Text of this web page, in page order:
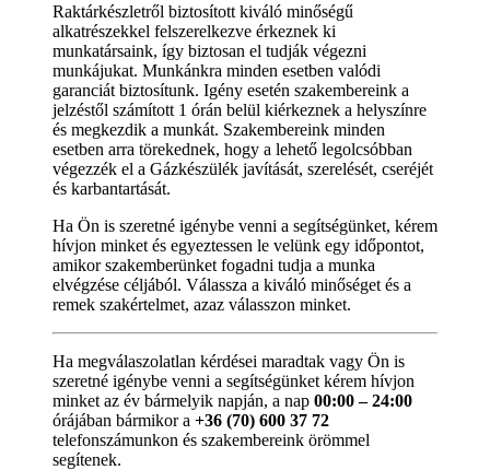
Raktárkészletről biztosított kiváló minőségű
alkatrészekkel felszerelkezve érkeznek ki
munkatársaink, így biztosan el tudják végezni
munkájukat. Munkánkra minden esetben valódi
garanciát biztosítunk. Igény esetén szakembereink a
jelzéstől számított 1 órán belül kiérkeznek a helyszínre
és megkezdik a munkát. Szakembereink minden
esetben arra törekednek, hogy a lehető legolcsóbban
végezzék el a Gázkészülék javítását, szerelését, cseréjét
és karbantartását.
Ha Ön is szeretné igénybe venni a segítségünket, kérem
hívjon minket és egyeztessen le velünk egy időpontot,
amikor szakemberünket fogadni tudja a munka
elvégzése céljából. Válassza a kiváló minőséget és a
remek szakértelmet, azaz válasszon minket.
Ha megválaszolatlan kérdései maradtak vagy Ön is
szeretné igénybe venni a segítségünket kérem hívjon
minket az év bármelyik napján, a nap 00:00 – 24:00
órájában bármikor a +36 (70) 600 37 72
telefonszámunkon és szakembereink örömmel
segítenek.